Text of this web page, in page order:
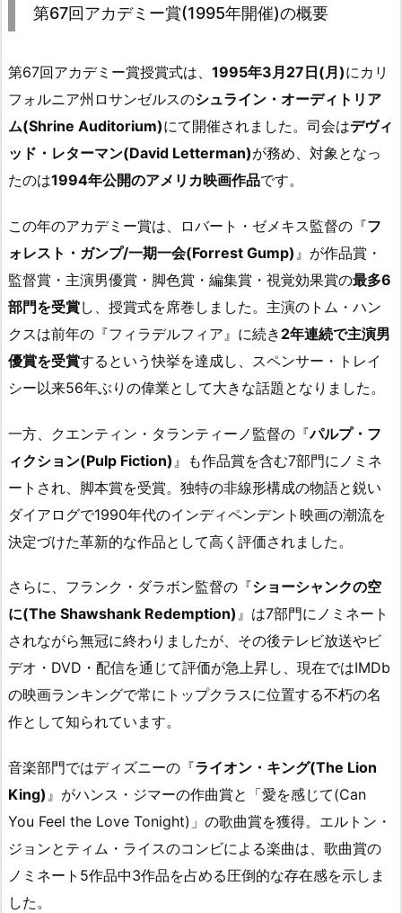
第67回アカデミー賞(1995年開催)の概要
第67回アカデミー賞授賞式は、 1995年3月27日(月)にカリ
フォルニア州ロサンゼルスのシュライン・オーディトリア
ム(Shrine Auditorium)にて開催されました。司会はデヴィ
ッド・レターマン(David Letterman)が務め、対象となっ
たのは1994年公開のアメリカ映画作品です。
この年のアカデミー賞は、ロバート・ゼメキス監督の『フ
ォレスト・ガンプ/一期一会(Forrest Gump) 』が作品賞・
監督賞・主演男優賞・脚色賞・編集賞・視覚効果賞の最多6
部門を受賞し、授賞式を席巻しました。主演のトム・ハン
クスは前年の『フィラデルフィア』に続き 2年連続で主演男
優賞を受賞するという快挙を達成し、スペンサー・トレイ
シー以来56年ぶりの偉業として大きな話題となりました。
一方、クエンティン・タランティーノ監督の『パルプ・フ
ィクション(Pulp Fiction) 』も作品賞を含む7部門にノミネ
ートされ、脚本賞を受賞。独特の非線形構成の物語と鋭い
ダイアログで1990年代のインディペンデント映画の潮流を
決定づけた革新的な作品として高く評価されました。
さらに、フランク・ダラボン監督の『ショーシャンクの空
に(The Shawshank Redemption) 』は7部門にノミネート
されながら無冠に終わりましたが、その後テレビ放送やビ
デオ・DVD・配信を通じて評価が急上昇し、現在ではIMDb
の映画ランキングで常にトップクラスに位置する不朽の名
作として知られています。
音楽部門ではディズニーの『ライオン・キング(The Lion
King) 』がハンス・ジマーの作曲賞と「愛を感じて(Can
You Feel the Love Tonight)」の歌曲賞を獲得。エルトン・
ジョンとティム・ライスのコンビによる楽曲は、歌曲賞の
ノミネート5作品中3作品を占める圧倒的な存在感を示しま
した。